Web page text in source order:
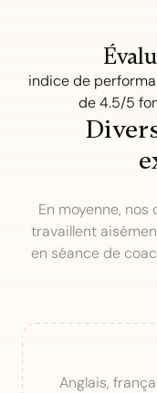
indice de
de 4.5/5
En moyenne,
travaillent
en séance de
Anglais,